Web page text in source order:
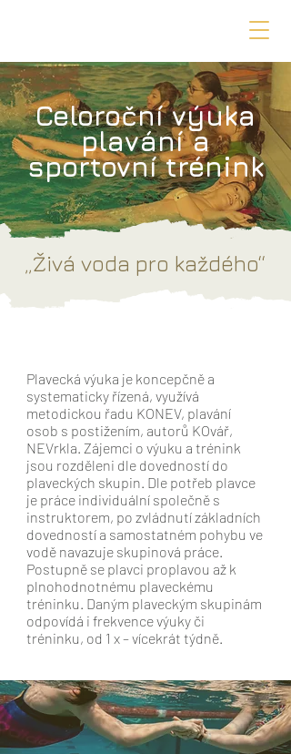
Celoroční výuka
plavání a
sportovní trénink
„Živá voda pro každého“
Plavecká výuka je koncepčně a
systematicky řízená, využívá
metodickou řadu KONEV, plavání
osob s postižením, autorů KOvář,
NEVrkla. Zájemci o výuku a trénink
jsou rozděleni dle dovedností do
plaveckých skupin. Dle potřeb plavce
je práce individuální společně s
instruktorem, po zvládnutí základních
dovedností a samostatném pohybu ve
vodě navazuje skupinová práce.
Postupně se plavci proplavou až k
plnohodnotnému plaveckému
tréninku. Daným plaveckým skupinám
odpovídá i frekvence výuky či
tréninku, od 1 x – vícekrát týdně.